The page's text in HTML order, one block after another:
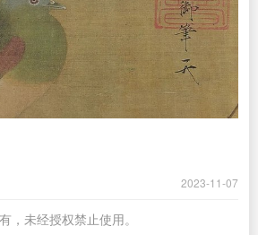
2023-11-07
，未经授权禁止使用。